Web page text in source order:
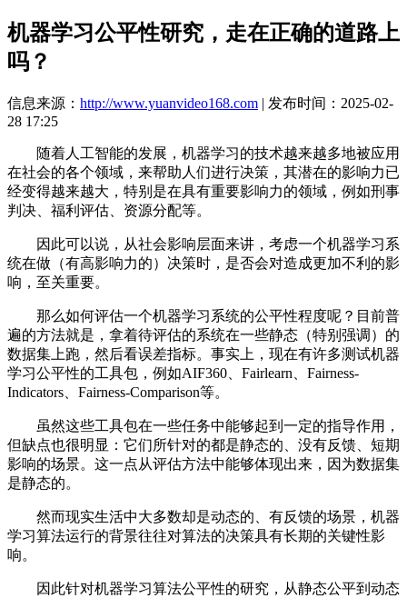
机器学习公平性研究，走在正确的道路上
吗？
信息来源： http://www.yuanvideo168.com | 发布时间：2025-02-
28 17:25
随着人工智能的发展，机器学习的技术越来越多地被应用
在社会的各个领域，来帮助人们进行决策，其潜在的影响力已
经变得越来越大，特别是在具有重要影响力的领域，例如刑事
判决、福利评估、资源分配等。
因此可以说，从社会影响层面来讲，考虑一个机器学习系
统在做（有高影响力的）决策时，是否会对造成更加不利的影
响，至关重要。
那么如何评估一个机器学习系统的公平性程度呢？目前普
遍的方法就是，拿着待评估的系统在一些静态（特别强调）的
数据集上跑，然后看误差指标。事实上，现在有许多测试机器
学习公平性的工具包，例如AIF360、Fairlearn、Fairness-
Indicators、Fairness-Comparison等。
虽然这些工具包在一些任务中能够起到一定的指导作用，
但缺点也很明显：它们所针对的都是静态的、没有反馈、短期
影响的场景。这一点从评估方法中能够体现出来，因为数据集
是静态的。
然而现实生活中大多数却是动态的、有反馈的场景，机器
学习算法运行的背景往往对算法的决策具有长期的关键性影
响。
因此针对机器学习算法公平性的研究，从静态公平到动态